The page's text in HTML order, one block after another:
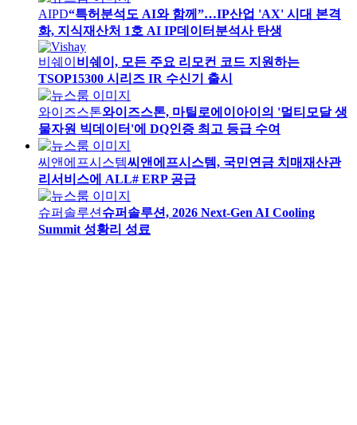
AIPD“특허분석도 AI와 함께”…IP산업 'AX' 시대 본격
화, 지식재산처 1호 AI IP데이터분석사 탄생
비쉐이 비쉐이, 모든 주요 리모컨 코드 지원하는
TSOP15300 시리즈 IR 수신기 출시
와이즈스톤와이즈스톤, 마틸로에이아이의 '멀티모달 생
물자원 빅데이터'에 DQ인증 최고 등급 수여
씨앤에프시스템씨앤에프시스템, 국민연금 치매재산관
리서비스에 ALL# ERP 공급
슈퍼솔루션 슈퍼솔루션, 2026 Next-Gen AI Cooling
Summit 성황리 성료